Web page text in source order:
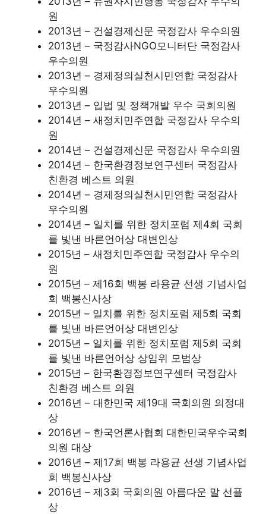
원
2013년 – 건설경제신문 국정감사 우수의원
2013년 – 국정감사NGO모니터단 국정감사
우수의원
2013년 – 경제정의실천시민연합 국정감사
우수의원
2013년 – 입법 및 정책개발 우수 국회의원
2014년 – 새정치민주연합 국정감사 우수의
원
2014년 – 건설경제신문 국정감사 우수의원
2014년 – 한국환경정보연구센터 국정감사
친환경 베스트 의원
2014년 – 경제정의실천시민연합 국정감사
우수의원
2014년 – 일치를 위한 정치포럼 제4회 국회
를 빛낸 바른언어상 대변인상
2015년 – 새정치민주연합 국정감사 우수의
원
2015년 – 제16회 백봉 라용균 선생 기념사업
회 백봉신사상
2015년 – 일치를 위한 정치포럼 제5회 국회
를 빛낸 바른언어상 대변인상
2015년 – 일치를 위한 정치포럼 제5회 국회
를 빛낸 바른언어상 상임위 모범상
2015년 – 한국환경정보연구센터 국정감사
친환경 베스트 의원
2016년 – 대한민국 제19대 국회의원 의정대
상
2016년 – 한국언론사협회 대한민국우수국회
의원 대상
2016년 – 제17회 백봉 라용균 선생 기념사업
회 백봉신사상
2016년 – 제3회 국회의원 아름다운 말 선플
상